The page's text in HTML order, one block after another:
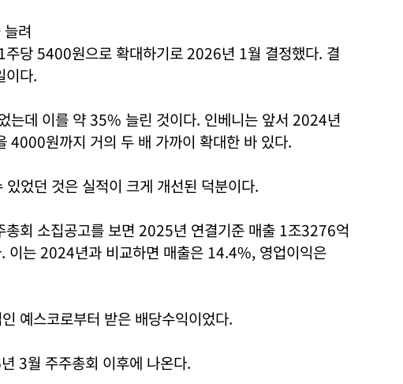
려
당 5400원으로 확대하기로 2026년 1월 결정했다. 결
이다.
는데 이를 약 35% 늘린 것이다. 인베니는 앞서 2024년
4000원까지 거의 두 배 가까이 확대한 바 있다.
었던 것은 실적이 크게 개선된 덕분이다.
회 소집공고를 보면 2025년 연결기준 매출 1조3276억
이는 2024년과 비교하면 매출은 14.4%, 영업이익은
예스코로부터 받은 배당수익이었다.
3월 주주총회 이후에 나온다.